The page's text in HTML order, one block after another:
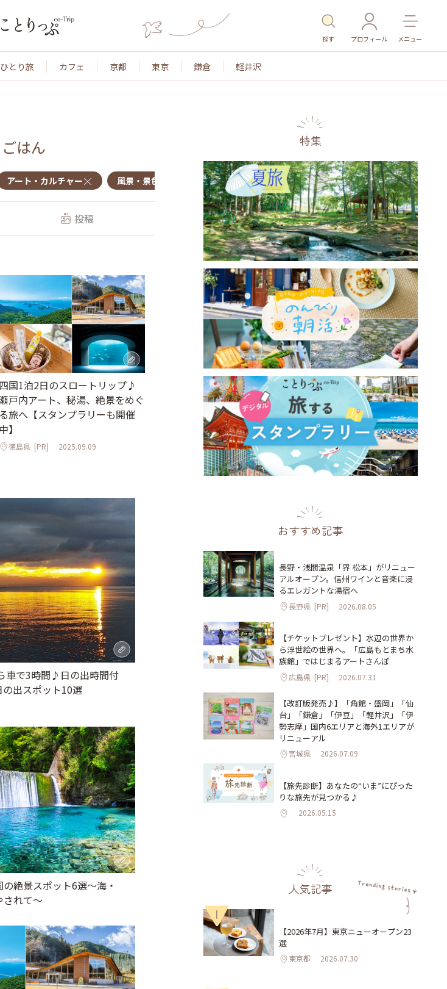
探す プロフィール メニュー
ひとり旅 カフェ 京都 東京 鎌倉 軽井沢
ごはん
アート・カルチャー 風景・景色 名所・旧跡 温泉・スパ その他施設 ごはん
投稿
四国1泊2日のスロートリップ♪
戸内アート、秘湯、絶景をめぐ
る旅へ【スタンプラリーも開催
中】
徳島県 [PR] 2025.09.09
車で3時間♪日の出時間付
出スポット10選
絶景スポット6選〜海・
されて〜
特集
おすすめ記事
長野・浅間温泉「界 松本」がリニュー
アルオープン。信州ワインと音楽に浸
るエレガントな湯宿へ
長野県 [PR] 2026.08.05
【チケットプレゼント】水辺の世界か
ら浮世絵の世界へ。「広島もとまち水
族館」ではじまるアートさんぽ
広島県 [PR] 2026.07.31
【改訂版発売♪】「角館・盛岡」「仙
台」「鎌倉」「伊豆」「軽井沢」「伊
勢志摩」国内6エリアと海外1エリアが
リニューアル
宮城県 2026.07.09
【旅先診断】あなたの“いま”にぴった
りな旅先が見つかる♪
2026.05.15
人気記事
1
【2026年7月】東京ニューオープン23
選
東京都 2026.07.30